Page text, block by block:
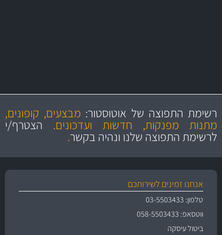
מקצועיות
ושירות מצויין
מחירים
הוגנים
והיצע מוצרים איכותירשימת התפוצה של אוטוסטור: מבצעים, קופונים,
מתנות מפנקות, חדשות ועדכונים.הצטרף/י
לרשימת התפוצה שלנו ונהיה בקשר.
אנחנו זמינים לשירותכם
טלפון: 03-5503433
ווטסאפ: 058-5503433
ביטול עיסקה